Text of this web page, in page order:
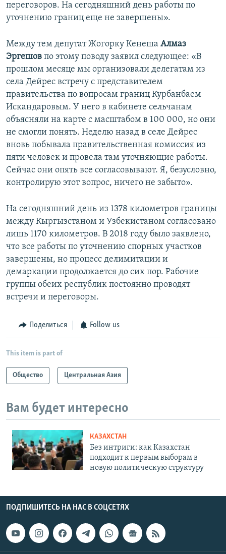
переговоров. На сегодняшний день работы по
уточнению границ еще не завершены».
Между тем депутат Жогорку Кенеша Алмаз
Эргешов по этому поводу заявил следующее: «В
прошлом месяце мы организовали делегатам из
села Дейрес встречу с представителем
правительства по вопросам границ Курбанбаем
Искандаровым. У него в кабинете сельчанам
объясняли на карте с масштабом в 100 000, но они
не смогли понять. Неделю назад в селе Дейрес
вновь побывала правительственная комиссия из
пяти человек и провела там уточняющие работы.
Сейчас они опять все согласовывают. Я, безусловно,
контролирую этот вопрос, ничего не забыто».
На сегодняшний день из 1378 километров границы
между Кыргызстаном и Узбекистаном согласовано
лишь 1170 километров. В 2018 году было заявлено,
что все работы по уточнению спорных участков
завершены, но процесс делимитации и
демаркации продолжается до сих пор. Рабочие
группы обеих республик постоянно проводят
встречи и переговоры.​
Поделиться Follow us
This item is part of
Общество Центральная Азия
Вам будет интересно
КАЗАХСТАН
Без интриги: как Казахстан
подходит к первым выборам в
новую политическую структуру
ПОДПИШИТЕСЬ НА НАС В СОЦСЕТЯХ